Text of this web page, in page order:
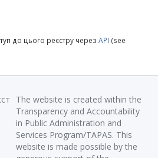
до цього реєстру через API (see
The website is created within the
Transparency and Accountability
in Public Administration and
Services Program/TAPAS. This
website is made possible by the